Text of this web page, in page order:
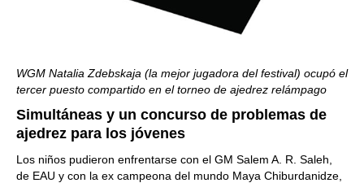
WGM Natalia Zdebskaja (la mejor jugadora del festival) ocupó el
tercer puesto compartido en el torneo de ajedrez relámpago
Simultáneas y un concurso de problemas de
ajedrez para los jóvenes
Los niños pudieron enfrentarse con el GM Salem A. R. Saleh,
de EAU y con la ex campeona del mundo Maya Chiburdanidze,